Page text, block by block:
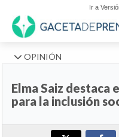
Ir a
OPINIÓN
Elma Saiz destaca
para la inclusión